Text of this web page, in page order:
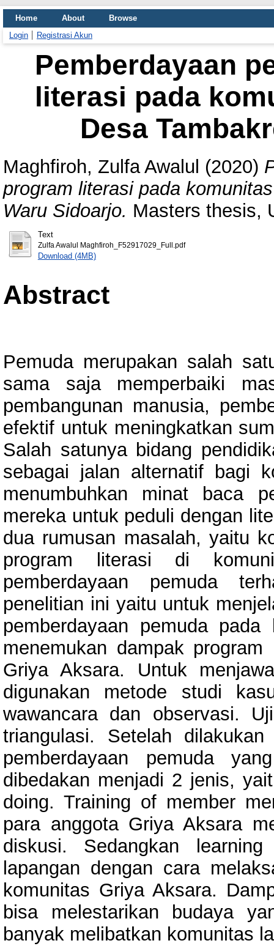
Home About
Browse
Login
Registrasi Akun
Pemberdayaan
literasi pada
Desa
Maghfiroh, Zulfa Awalul (2020)
program literasi pada
Waru Sidoarjo. Masters thesis,
Text
Zulfa Awalul Maghfiroh_F52917029_Full.pdf
Download (4MB)
Abstract
Pemuda merupakan salah
sama saja memperbaiki
pembangunan manusia,
efektif untuk meningkatkan
Salah satunya bidang
sebagai jalan alternatif bagi
menumbuhkan minat baca
mereka untuk peduli dengan
dua rumusan masalah, yaitu
program literasi di
pemberdayaan pemuda
penelitian ini yaitu untuk
pemberdayaan pemuda
menemukan dampak
Griya Aksara. Untuk
digunakan metode studi
wawancara dan observasi.
triangulasi. Setelah
pemberdayaan pemuda
dibedakan menjadi 2 jenis,
doing. Training of member
para anggota Griya Aksara
diskusi. Sedangkan
lapangan dengan cara
komunitas Griya Aksara.
bisa melestarikan budaya
banyak melibatkan komunitas